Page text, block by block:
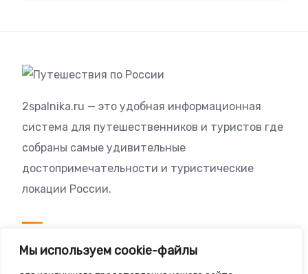
Мы используем cookie-файлы
2spalnika.ru — это удобная информационная
система для путешественников и туристов где
собраны самые удивительные
достопримечательности и туристические
локации России.